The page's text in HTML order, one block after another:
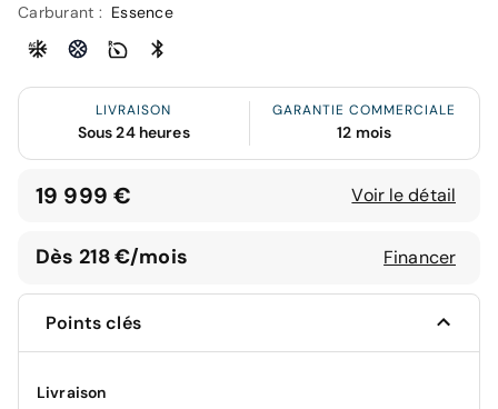
Carburant : Essence
LIVRAISON
Sous 24 heures
GARANTIE COMMERCIALE
12 mois
19 999 € Voir le détail
Dès 218 €/mois Financer
Points clés
Livraison